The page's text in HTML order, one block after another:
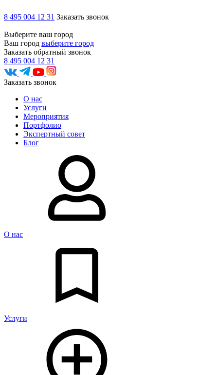
8 495 004 12 31 Заказать звонок
Выберите ваш город
Ваш город выберите город
Заказать обратный звонок
8 495 004 12 31
Заказать звонок
О нас
Услуги
Мероприятия
Портфолио
Экспертный совет
Блог
О нас
Услуги